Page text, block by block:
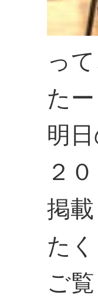
っ
たー
明
２
掲載
た
ご